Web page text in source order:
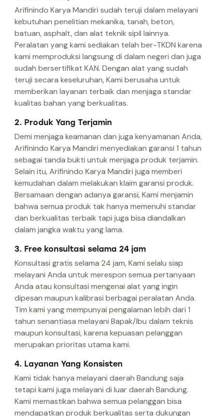
Arifinindo Karya Mandiri sudah teruji dalam melayani
kebutuhan penelitian mekanika, tanah, beton,
batuan, asphalt, dan alat teknik sipil lainnya.
Peralatan yang kami sediakan telah ber-TKDN karena
kami memproduksi langsung di dalam negeri dan juga
sudah bersertifikat KAN. Dengan alat yang sudah
teruji secara keseluruhan, Kami berusaha untuk
memberikan layanan terbaik dan menjaga standar
kualitas bahan yang berkualitas.
2. Produk Yang Terjamin
Demi menjaga keamanan dan juga kenyamanan Anda,
Arifinindo Karya Mandiri menyediakan garansi 1 tahun
sebagai tanda bukti untuk menjaga produk terjamin.
Selain itu, Arifinindo Karya Mandiri juga memberi
kemudahan dalam melakukan klaim garansi produk.
Bersamaan dengan adanya garansi, Kami menjamin
bahwa semua produk tak hanya memenuhi standar
dan berkualitas terbaik tapi juga bisa diandalkan
dalam jangka waktu yang lama.
3. Free konsultasi selama 24 jam
Konsultasi gratis selama 24 jam, Kami selalu siap
melayani Anda untuk merespon semua pertanyaan
Anda atau konsultasi mengenai alat yang ingin
dipesan maupun kalibrasi berbagai peralatan Anda.
Tim kami yang mempunyai pengalaman lebih dari 1
tahun senantiasa melayani Bapak/Ibu dalam teknis
maupun konsultasi, karena kepuasan pelanggan
merupakan prioritas utama kami.
4. Layanan Yang Konsisten
Kami tidak hanya melayani daerah Bandung saja
tetapi kami juga melayani di luar daerah Bandung.
Kami memastikan bahwa semua pelanggan bisa
mendapatkan produk berkualitas serta dukungan